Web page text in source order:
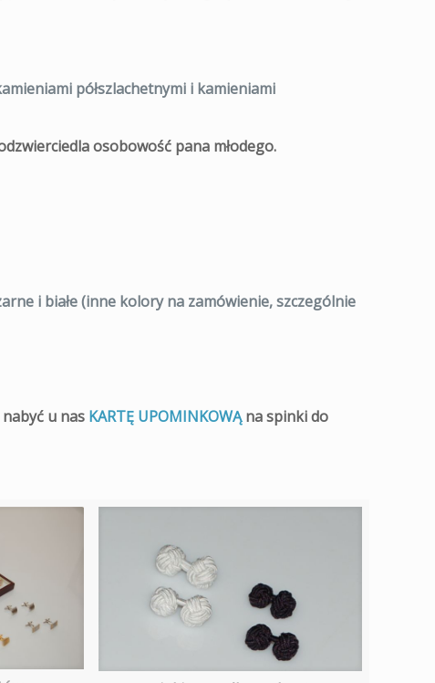
półszlachetnymi i kamieniami
osobowość pana młodego.
i białe (inne kolory na zamówienie, szczególnie
u nas KARTĘ UPOMINKOWĄna spinki do